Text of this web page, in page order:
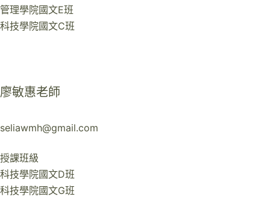
管理學院國文E班
科技學院國文C班
廖敏惠老師
seliawmh@gmail.com
授課班級
科技學院國文D班
科技學院國文G班